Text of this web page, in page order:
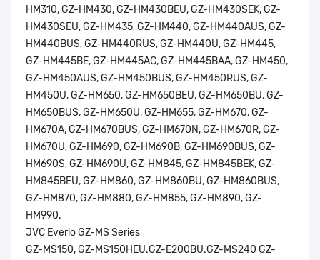
HM310, GZ-HM430, GZ-HM430BEU, GZ-HM430SEK, GZ-
HM430SEU, GZ-HM435, GZ-HM440, GZ-HM440AUS, GZ-
HM440BUS, GZ-HM440RUS, GZ-HM440U, GZ-HM445,
GZ-HM445BE, GZ-HM445AC, GZ-HM445BAA, GZ-HM450,
GZ-HM450AUS, GZ-HM450BUS, GZ-HM450RUS, GZ-
HM450U, GZ-HM650, GZ-HM650BEU, GZ-HM650BU, GZ-
HM650BUS, GZ-HM650U, GZ-HM655, GZ-HM670, GZ-
HM670A, GZ-HM670BUS, GZ-HM670N, GZ-HM670R, GZ-
HM670U, GZ-HM690, GZ-HM690B, GZ-HM690BUS, GZ-
HM690S, GZ-HM690U, GZ-HM845, GZ-HM845BEK, GZ-
HM845BEU, GZ-HM860, GZ-HM860BU, GZ-HM860BUS,
GZ-HM870, GZ-HM880, GZ-HM855, GZ-HM890, GZ-
HM990.
JVC Everio GZ-MS Series
GZ-MS150, GZ-MS150HEU.GZ-E200BU.GZ-MS240 GZ-